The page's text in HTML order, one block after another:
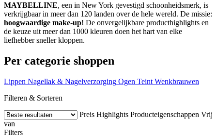
MAYBELLINE, een in New York gevestigd schoonheidsmerk, is
verkrijgbaar in meer dan 120 landen over de hele wereld. De missie:
hoogwaardige make-up! De onvergelijkbare producthighlights en
de keuze uit meer dan 1000 kleuren doen het hart van elke
liefhebber sneller kloppen.
Per categorie shoppen
Lippen Nagellak & Nagelverzorging Ogen Teint Wenkbrauwen
Filteren & Sorteren
Preis Highlights Producteigenschappen Vrij
van
Filters